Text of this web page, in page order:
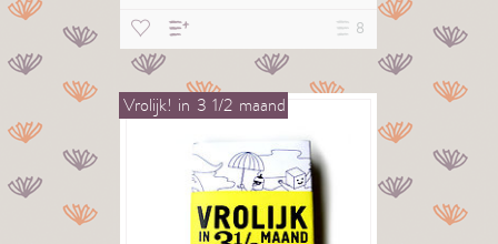
8
Vrolijk! in 3 1/2 maand